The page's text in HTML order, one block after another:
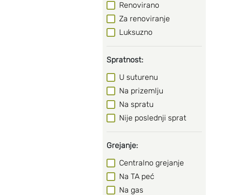
Renovirano
Za renoviranje
Luksuzno
Spratnost:
U suturenu
Na prizemlju
Na spratu
Nije poslednji sprat
Grejanje:
Centralno grejanje
Na TA peć
Na gas